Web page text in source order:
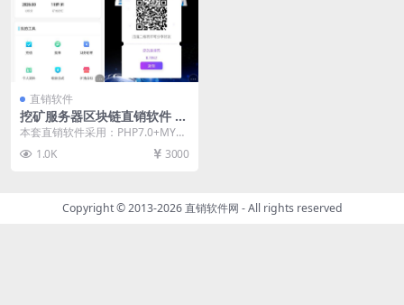
直销软件
挖矿服务器区块链直销软件 直
销系统 直销管理软件
本套直销软件采用：PHP7.0+MYS
QL开发，是一套挖矿服务器区块链
直销软件，...
1.0K 3000
Copyright © 2013-2026直销软件网 - All rights reserved